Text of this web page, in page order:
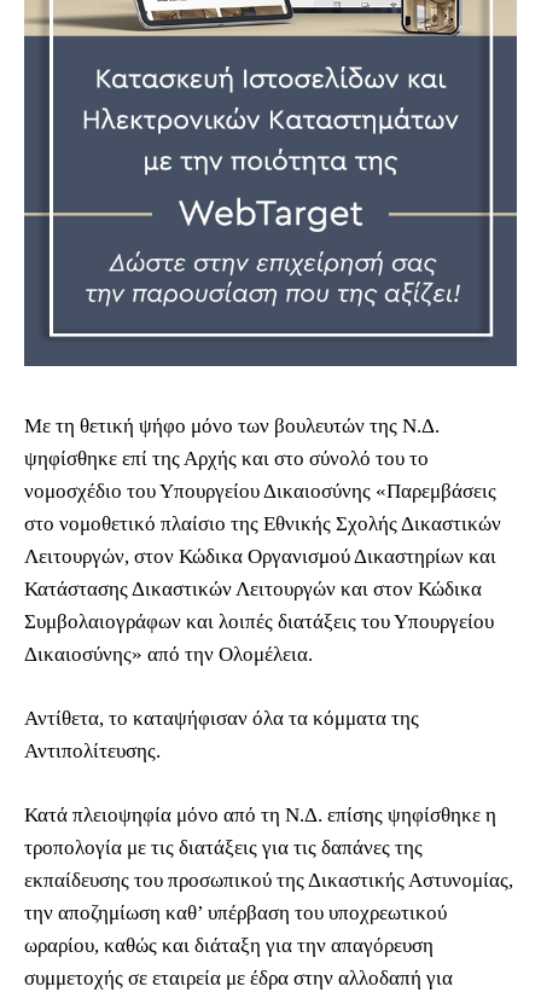
Με τη θετική ψήφο μόνο των βουλευτών της Ν.Δ.
ψηφίσθηκε επί της Αρχής και στο σύνολό του το
νομοσχέδιο του Υπουργείου Δικαιοσύνης «Παρεμβάσεις
στο νομοθετικό πλαίσιο της Εθνικής Σχολής Δικαστικών
Λειτουργών, στον Κώδικα Οργανισμού Δικαστηρίων και
Κατάστασης Δικαστικών Λειτουργών και στον Κώδικα
Συμβολαιογράφων και λοιπές διατάξεις του Υπουργείου
Δικαιοσύνης» από την Ολομέλεια.
Αντίθετα, το καταψήφισαν όλα τα κόμματα της
Αντιπολίτευσης.
Κατά πλειοψηφία μόνο από τη Ν.Δ. επίσης ψηφίσθηκε η
τροπολογία με τις διατάξεις για τις δαπάνες της
εκπαίδευσης του προσωπικού της Δικαστικής Αστυνομίας,
την αποζημίωση καθ’ υπέρβαση του υποχρεωτικού
ωραρίου, καθώς και διάταξη για την απαγόρευση
συμμετοχής σε εταιρεία με έδρα στην αλλοδαπή για